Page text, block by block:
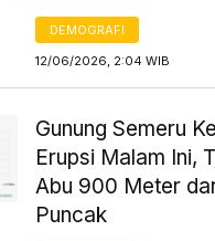
DEMOGRAFI
12/06/2026, 2:04 WIB
Gunung Semeru
Erupsi Malam Ini,
Abu 900 Meter
Puncak